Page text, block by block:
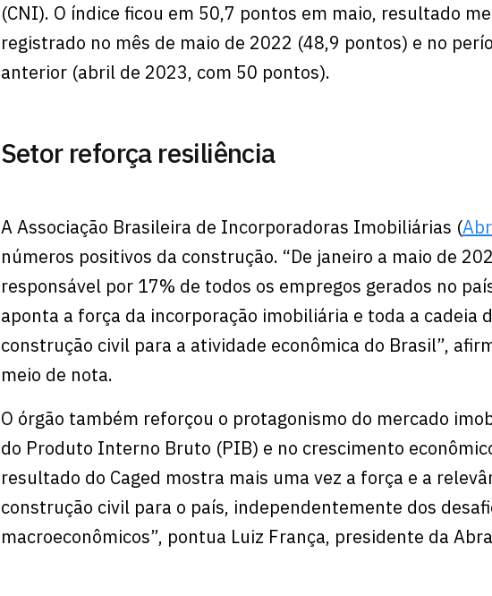
(CNI). O índice ficou em 50,7 pontos em maio, resultado
registrado no mês de maio de 2022 (48,9 pontos) e no
anterior (abril de 2023, com 50 pontos).
Setor reforça resiliência
A Associação Brasileira de Incorporadoras Imobiliárias (
números positivos da construção. “De janeiro a maio de
responsável por 17% de todos os empregos gerados no
aponta a força da incorporação imobiliária e toda a cadeia
construção civil para a atividade econômica do Brasil”,
meio de nota.
O órgão também reforçou o protagonismo do mercado
do Produto Interno Bruto (PIB) e no crescimento
resultado do Caged mostra mais uma vez a força e a
construção civil para o país, independentemente dos
macroeconômicos”, pontua Luiz França, presidente da